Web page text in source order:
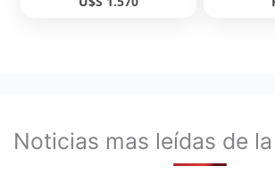
Noticias mas leídas de